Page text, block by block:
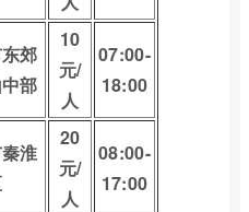
郊
部
10
元/
人
07:00-
18:00
淮
20
元/
人
08:00-
17:00